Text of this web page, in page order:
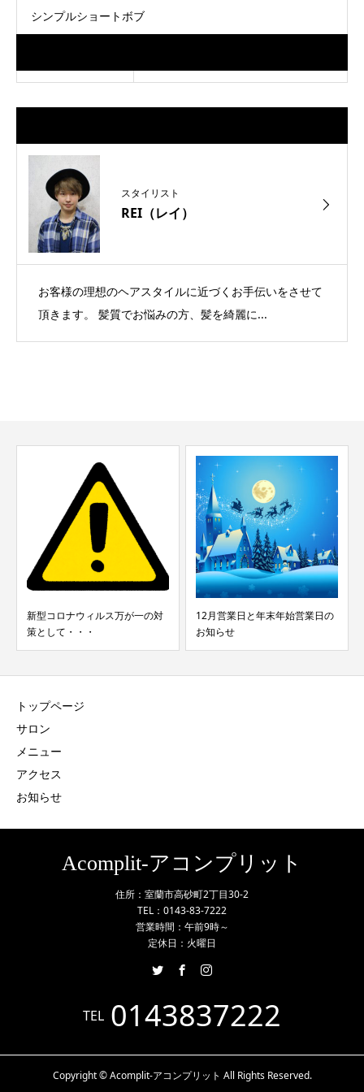
シンプルショートボブ
スタイリスト
REI（レイ）
お客様の理想のヘアスタイルに近づくお手伝いをさせて
頂きます。 髪質でお悩みの方、髪を綺麗に...
新型コロナウィルス万が一の対
策として・・・
12月営業日と年末年始営業日の
お知らせ
トップページ
サロン
メニュー
アクセス
お知らせ
Acomplit-アコンプリット
住所：室蘭市高砂町2丁目30-2
TEL：0143-83-7222
営業時間：午前9時～
定休日：火曜日
TEL 0143837222
Copyright © Acomplit-アコンプリット All Rights Reserved.